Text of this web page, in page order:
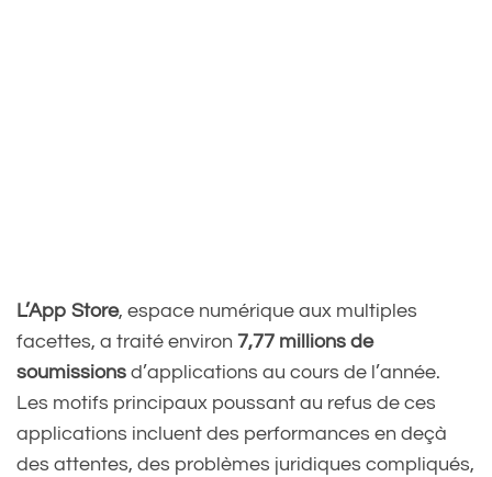
L’App Store, espace numérique aux multiples
facettes, a traité environ 7,77 millions de
soumissions d’applications au cours de l’année.
Les motifs principaux poussant au refus de ces
applications incluent des performances en deçà
des attentes, des problèmes juridiques compliqués,